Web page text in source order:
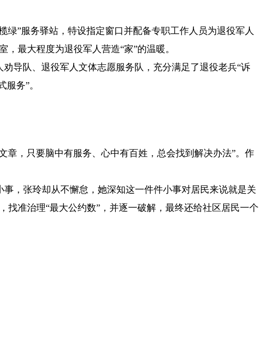
绿”服务驿站，特设指定窗口并配备专职工作人员为退役军人
最大程度为退役军人营造“家”的温暖。
导队、退役军人文体志愿服务队，充分满足了退役老兵“诉
务”。
，只要脑中有服务、心中有百姓，总会找到解决办法”。作
事，张玲却从不懈怠，她深知这一件件小事对居民来说就是关
准治理“最大公约数”，并逐一破解，最终还给社区居民一个